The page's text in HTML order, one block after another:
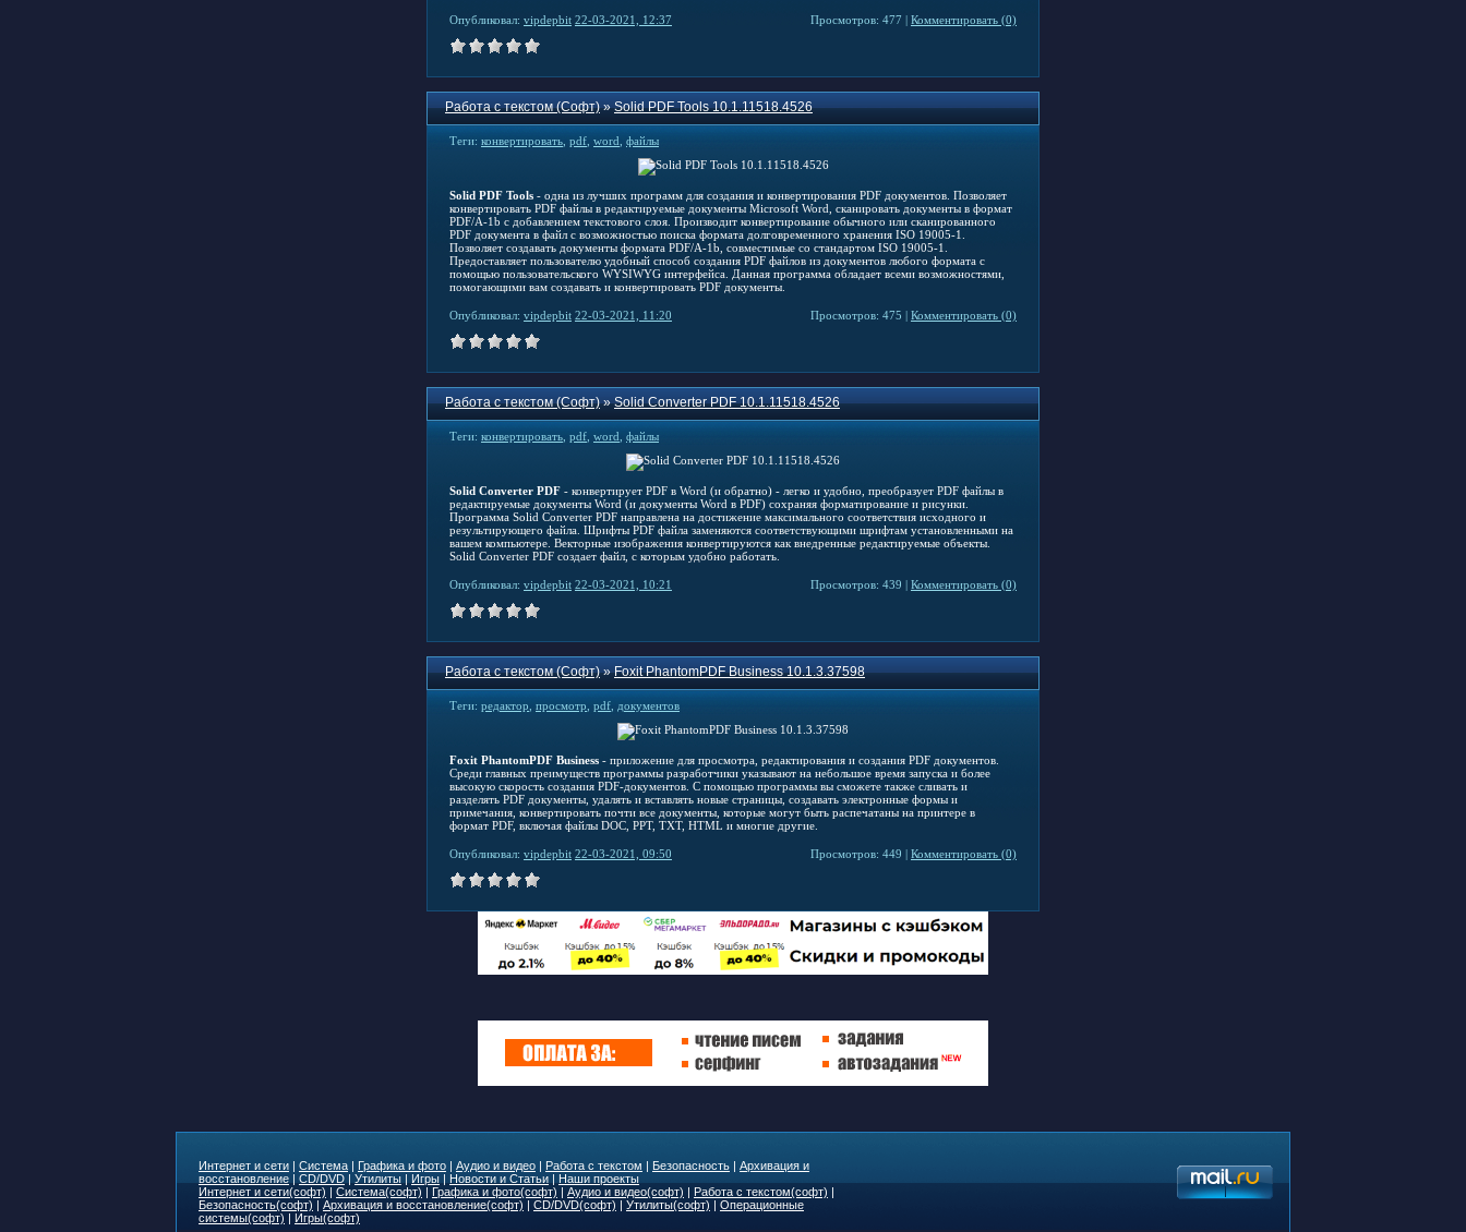
Опубликовал: vipdepbit 22-03-2021, 12:37 Просмотров: 477 | Комментировать (0)
Работа с текстом (Софт)»Solid PDF Tools 10.1.11518.4526
Теги: конвертировать pdf word файлы
Solid PDF Tools - одна из лучших программ для создания и конвертирования PDF документов. Позволяет
конвертировать PDF файлы в редактируемые документы Microsoft Word, сканировать документы в формат
PDF/A-1b с добавлением текстового слоя. Производит конвертирование обычного или сканированного
PDF документа в файл с возможностью поиска формата долговременного хранения ISO 19005-1.
Позволяет создавать документы формата PDF/A-1b, совместимые со стандартом ISO 19005-1.
Предоставляет пользователю удобный способ создания PDF файлов из документов любого формата с
помощью пользовательского WYSIWYG интерфейса. Данная программа обладает всеми возможностями,
помогающими вам создавать и конвертировать PDF документы.
Опубликовал: vipdepbit 22-03-2021, 11:20 Просмотров: 475 | Комментировать (0)
Работа с текстом (Софт)»Solid Converter PDF 10.1.11518.4526
Теги: конвертировать pdf word файлы
Solid Converter PDF - конвертирует PDF в Word (и обратно) - легко и удобно, преобразует PDF файлы в
редактируемые документы Word (и документы Word в PDF) сохраняя форматирование и рисунки.
Программа Solid Converter PDF направлена на достижение максимального соответствия исходного и
результирующего файла. Шрифты PDF файла заменяются соответствующими шрифтам установленными на
вашем компьютере. Векторные изображения конвертируются как внедренные редактируемые объекты.
Solid Converter PDF создает файл, с которым удобно работать.
Опубликовал: vipdepbit 22-03-2021, 10:21 Просмотров: 439 | Комментировать (0)
Работа с текстом (Софт)»Foxit PhantomPDF Business 10.1.3.37598
Теги: редактор просмотр pdf документов
Foxit PhantomPDF Business - приложение для просмотра, редактирования и создания PDF документов.
Среди главных преимуществ программы разработчики указывают на небольшое время запуска и более
высокую скорость создания PDF-документов. С помощью программы вы сможете также сливать и
разделять PDF документы, удалять и вставлять новые страницы, создавать электронные формы и
примечания, конвертировать почти все документы, которые могут быть распечатаны на принтере в
формат PDF, включая файлы DOC, PPT, TXT, HTML и многие другие.
Опубликовал: vipdepbit 22-03-2021, 09:50 Просмотров: 449 | Комментировать (0)
Интернет и сети | Система | Графика и фото | Аудио и видео | Работа с текстом | Безопасность | Архивация и
восстановление | CD/DVD | Утилиты | Игры | Новости и Статьи | Наши проекты
Интернет и сети(софт) | Система(софт) | Графика и фото(софт) | Аудио и видео(софт) | Работа с текстом(софт) |
Безопасность(софт) | Архивация и восстановление(софт) | CD/DVD(софт) | Утилиты(софт) | Операционные
системы(софт) | Игры(софт)